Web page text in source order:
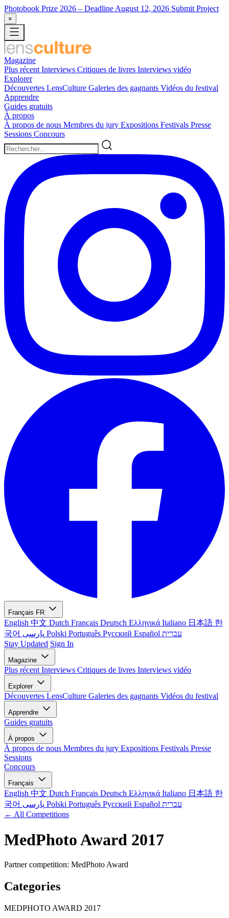
Photobook Prize 2026 – Deadline August 12, 2026 Submit Project
×
Magazine
Plus récent Interviews Critiques de livres Interviews vidéo
Explorer
Découvertes LensCulture Galeries des gagnants Vidéos du festival
Apprendre
Guides gratuits
À propos
À propos de nous Membres du jury Expositions Festivals Presse
Sessions Concours
Français FR
English 中文 Dutch Français Deutsch Ελληνικά Italiano 日本語 한
국어
Polski Português Русский Español עברית
Stay Updated Sign In
Magazine
Plus récent Interviews Critiques de livres Interviews vidéo
Explorer
Découvertes LensCulture Galeries des gagnants Vidéos du festival
Apprendre
Guides gratuits
À propos
À propos de nous Membres du jury Expositions Festivals Presse
Sessions
Concours
Français
English 中文 Dutch Français Deutsch Ελληνικά Italiano 日本語 한
국어
Polski Português Русский Español עברית
← All Competitions
MedPhoto Award 2017
Partner competition: MedPhoto Award
Categories
MEDPHOTO AWARD 2017